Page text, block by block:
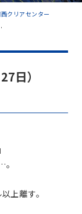
クリアセンター
日）
上離す。